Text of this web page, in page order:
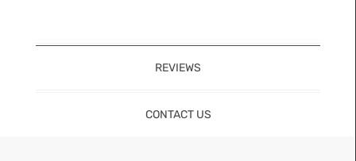
REVIEWS
CONTACT US